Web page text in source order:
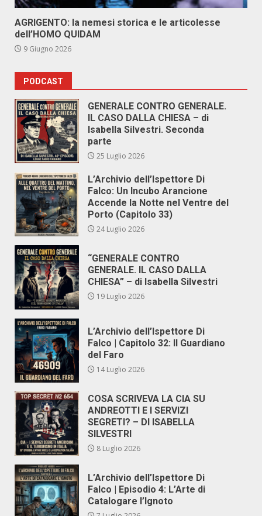
AGRIGENTO: la nemesi storica e le articolesse
dell’HOMO QUIDAM
9 Giugno 2026
PODCAST
GENERALE CONTRO GENERALE.
IL CASO DALLA CHIESA – di
Isabella Silvestri. Seconda
parte
25 Luglio 2026
L’Archivio dell’Ispettore Di
Falco: Un Incubo Arancione
Accende la Notte nel Ventre del
Porto (Capitolo 33)
24 Luglio 2026
“GENERALE CONTRO
GENERALE. IL CASO DALLA
CHIESA” – di Isabella Silvestri
19 Luglio 2026
L’Archivio dell’Ispettore Di
Falco | Capitolo 32: Il Guardiano
del Faro
14 Luglio 2026
COSA SCRIVEVA LA CIA SU
ANDREOTTI E I SERVIZI
SEGRETI? – DI ISABELLA
SILVESTRI
8 Luglio 2026
L’Archivio dell’Ispettore Di
Falco | Episodio 4: L’Arte di
Catalogare l’Ignoto